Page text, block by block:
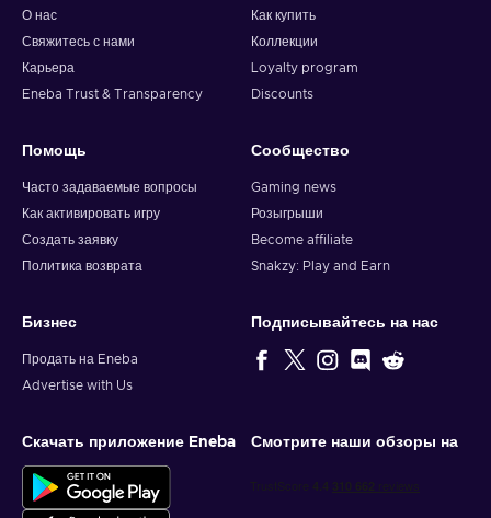
О нас
Свяжитесь с нами
Карьера
Eneba Trust & Transparency
Как купить
Коллекции
Loyalty program
Discounts
Помощь
Часто задаваемые вопросы
Как активировать игру
Создать заявку
Политика возврата
Сообщество
Gaming news
Розыгрыши
Become affiliate
Snakzy: Play and Earn
Бизнес
Продать на Eneba
Advertise with Us
Подписывайтесь на нас
Скачать приложение Eneba Смотрите наши обзоры на